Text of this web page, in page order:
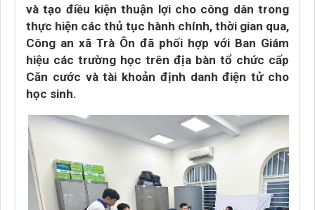
và tạo điều kiện thuận lợi cho công dân trong
thực hiện các thủ tục hành chính, thời gian qua,
Công an xã Trà Ôn đã phối hợp với Ban Giám
hiệu các trường học trên địa bàn tổ chức cấp
Căn cước và tài khoản định danh điện tử cho
học sinh.